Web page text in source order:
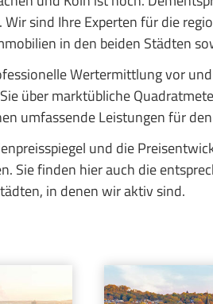
sind Ihre Experten für die
in den beiden Städten
Wertermittlung vor
über marktübliche
umfassende Leistungen für
und die
Sie finden hier auch die
in denen wir aktiv sind.